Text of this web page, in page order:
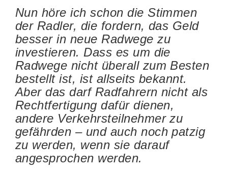
Nun höre ich schon die Stimmen
der Radler, die fordern, das Geld
besser in neue Radwege zu
investieren. Dass es um die
Radwege nicht überall zum Besten
bestellt ist, ist allseits bekannt.
Aber das darf Radfahrern nicht als
Rechtfertigung dafür dienen,
andere Verkehrsteilnehmer zu
gefährden – und auch noch patzig
zu werden, wenn sie darauf
angesprochen werden.